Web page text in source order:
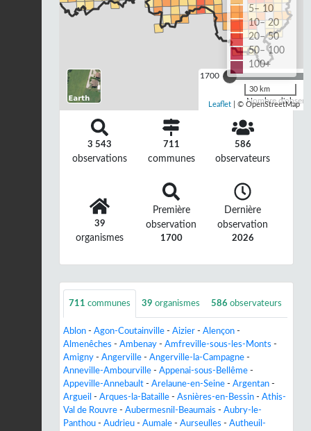
1700
Nombre
5– 10
10– 20
20– 50
50– 100
100+
30 km
Leaflet | © OpenStreetMap
3 543
observations
711
communes
586
observateurs
39
organismes
Première
observation
1700
Dernière
observation
2026
711 communes 39 organismes 586 observateurs
Ablon - Agon-Coutainville - Aizier - Alençon -
Almenêches - Ambenay - Amfreville-sous-les-Monts -
Amigny - Angerville - Angerville-la-Campagne -
Anneville-Ambourville - Appenai-sous-Bellême -
Appeville-Annebault - Arelaune-en-Seine - Argentan -
Argueil - Arques-la-Bataille - Asnières-en-Bessin - Athis-
Val de Rouvre - Aubermesnil-Beaumais - Aubry-le-
Panthou - Audrieu - Aumale - Aurseulles - Autheuil-